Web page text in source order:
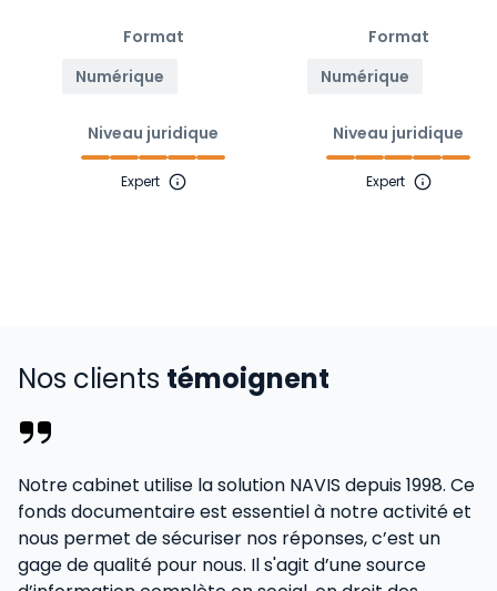
Format
Numérique
Format
Numérique
Niveau juridique
Expert
Niveau juridique
Expert
Nos clients témoignent
Notre cabinet utilise la solution NAVIS depuis 1998. Ce
fonds documentaire est essentiel à notre activité et
nous permet de sécuriser nos réponses, c’est un
gage de qualité pour nous. Il s'agit d’une source